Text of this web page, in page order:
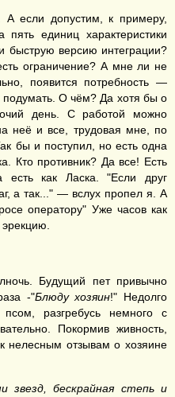
А если допустим, к примеру,
единиц характеристики
быструю версию интеграции?
ограничение? А мне ли не
появится потребность —
подумать. О чём? Да хотя бы о
день. С работой можно
неё и все, трудовая мне, по
бы и поступил, но есть одна
Кто противник? Да все! Есть
есть как Ласка. "Если друг
а так..." — вслух пропел я. А
оператору" Уже часов как
Будущий пет привычно
-"Блюду хозяин!" Недолго
разгребусь немного с
Покормив живность,
нелесным отзывам о хозяине
звезд, бескрайная степь и